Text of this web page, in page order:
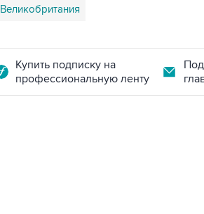
Великобритания
Купить подписку на
профессиональную ленту